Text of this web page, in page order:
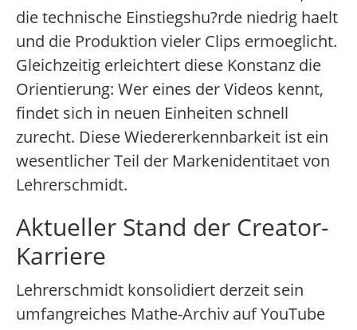
die technische Einstiegshu?rde niedrig haelt
und die Produktion vieler Clips ermoeglicht.
Gleichzeitig erleichtert diese Konstanz die
Orientierung: Wer eines der Videos kennt,
findet sich in neuen Einheiten schnell
zurecht. Diese Wiedererkennbarkeit ist ein
wesentlicher Teil der Markenidentitaet von
Lehrerschmidt.
Aktueller Stand der Creator-
Karriere
Lehrerschmidt konsolidiert derzeit sein
umfangreiches Mathe-Archiv auf YouTube